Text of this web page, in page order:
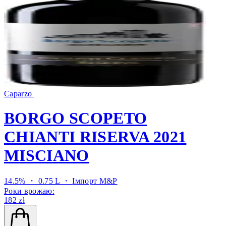
Caparzo
BORGO SCOPETO
CHIANTI RISERVA 2021
MISCIANO
14.5% ・ 0.75 L ・Імпорт M&P
Роки врожаю:
182 zł